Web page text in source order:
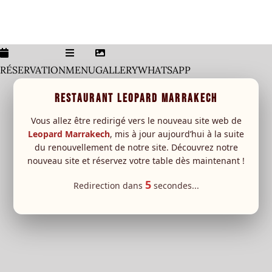
leopard Sessions
RESERVATION
RÉSERVATIONMENUGALLERYWHATSAPP
RESTAURANT LEOPARD MARRAKECH
Vous allez être redirigé vers le nouveau site web de
Leopard Marrakech, mis à jour aujourd’hui à la suite
du renouvellement de notre site. Découvrez notre
nouveau site et réservez votre table dès maintenant !
Redirection dans 5secondes...